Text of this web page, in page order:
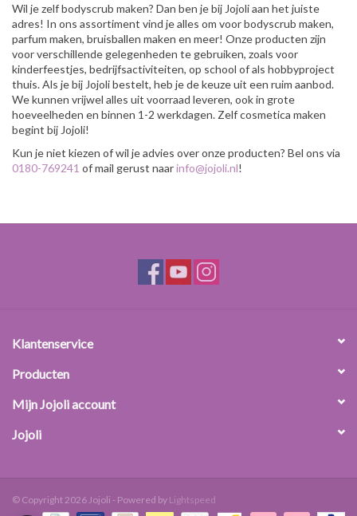
Wil je zelf bodyscrub maken? Dan ben je bij Jojoli aan het juiste
adres! In ons assortiment vind je alles om voor bodyscrub maken,
parfum maken, bruisballen maken en meer! Onze producten zijn
voor verschillende gelegenheden te gebruiken, zoals voor
kinderfeestjes, bedrijfsactiviteiten, op school of als hobbyproject
thuis. Als je bij Jojoli bestelt, heb je de keuze uit een ruim aanbod.
We kunnen vrijwel alles uit voorraad leveren, ook in grote
hoeveelheden en binnen 1-2 werkdagen. Zelf cosmetica maken
begint bij Jojoli!
Kun je niet kiezen of wil je advies over onze producten? Bel ons via
0180-769241 of mail gerust naarinfo@jojoli.nl!
Klantenservice
Producten
Mijn Jojoli account
Jojoli
© Copyright 2026 Jojoli - Powered by Lightspeed